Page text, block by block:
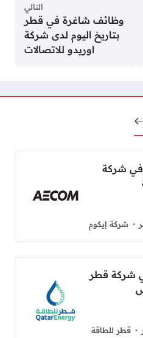
التالي
وظائف شاغرة في قطر
بتاريخ اليوم لدى شركة
اوريدو للاتصالات
في شركة
شركة إيكوم
شركة قطر
قطر للطاقة